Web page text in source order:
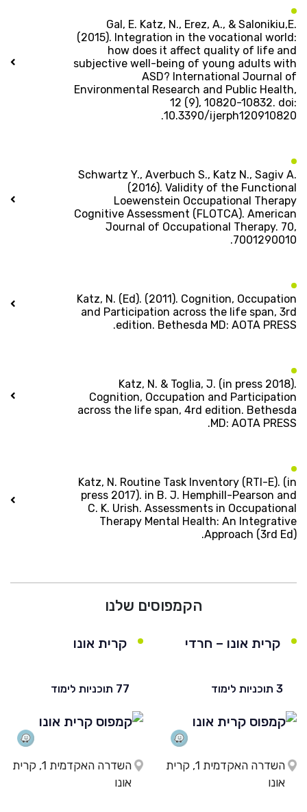
Gal, E. Katz, N., Erez, A., & Salonikiu,E.
(2015). Integration in the vocational world:
how does it affect quality of life and
subjective well-being of young adults with
ASD? International Journal of
Environmental Research and Public Health,
12 (9), 10820-10832. doi:
10.3390/ijerph120910820.
Schwartz Y., Averbuch S., Katz N., Sagiv A.
(2016). Validity of the Functional
Loewenstein Occupational Therapy
Cognitive Assessment (FLOTCA). American
Journal of Occupational Therapy. 70,
7001290010.
Katz, N. (Ed). (2011). Cognition, Occupation
and Participation across the life span, 3rd
edition. Bethesda MD: AOTA PRESS.
Katz, N. & Toglia, J. (in press 2018).
Cognition, Occupation and Participation
across the life span, 4rd edition. Bethesda
MD: AOTA PRESS.
Katz, N. Routine Task Inventory (RTI-E). (in
press 2017). in B. J. Hemphill-Pearson and
C. K. Urish. Assessments in Occupational
Therapy Mental Health: An Integrative
Approach (3rd Ed).
הקמפוסים שלנו
קרית אונו – חרדי
3 תוכניות לימוד
השדרה האקדמית 1, קרית
אונו
קרית אונו
77 תוכניות לימוד
השדרה האקדמית 1, קרית
אונו